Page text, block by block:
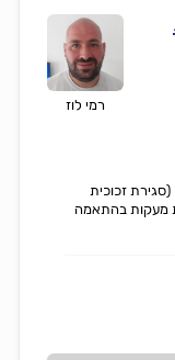
רמי לוז
(סגירת זכוכית
מעקות בהתאמה